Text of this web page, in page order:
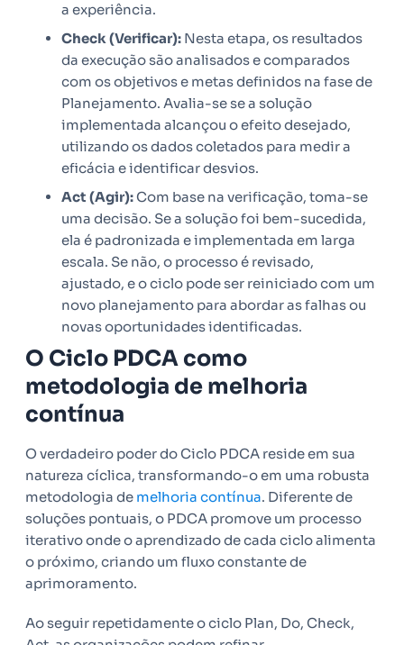
a experiência.
Check (Verificar): Nesta etapa, os resultados
da execução são analisados e comparados
com os objetivos e metas definidos na fase de
Planejamento. Avalia-se se a solução
implementada alcançou o efeito desejado,
utilizando os dados coletados para medir a
eficácia e identificar desvios.
Act (Agir):Com base na verificação, toma-se
uma decisão. Se a solução foi bem-sucedida,
ela é padronizada e implementada em larga
escala. Se não, o processo é revisado,
ajustado, e o ciclo pode ser reiniciado com um
novo planejamento para abordar as falhas ou
novas oportunidades identificadas.
O Ciclo PDCA como
metodologia de melhoria
contínua
O verdadeiro poder do Ciclo PDCA reside em sua
natureza cíclica, transformando-o em uma robusta
metodologia de melhoria contínua. Diferente de
soluções pontuais, o PDCA promove um processo
iterativo onde o aprendizado de cada ciclo alimenta
o próximo, criando um fluxo constante de
aprimoramento.
Ao seguir repetidamente o ciclo Plan, Do, Check,